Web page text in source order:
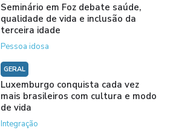
Seminário em Foz debate saúde,
qualidade de vida e inclusão da
terceira idade
Pessoa idosa
GERAL
Luxemburgo conquista cada vez
mais brasileiros com cultura e modo
de vida
Integração